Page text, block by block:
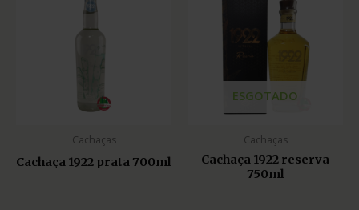
Cachaças
Cachaça 1922 prata 700ml
ESGOTADO
Cachaças
Cachaça 1922 reserva
750ml